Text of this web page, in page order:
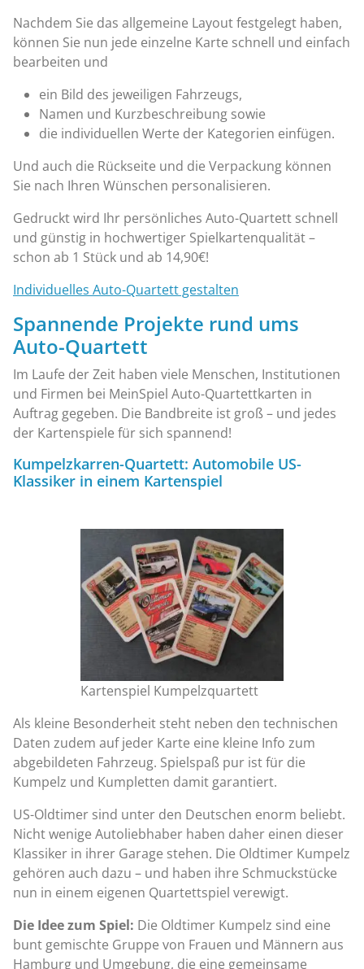
Nachdem Sie das allgemeine Layout festgelegt haben,
können Sie nun jede einzelne Karte schnell und einfach
bearbeiten und
ein Bild des jeweiligen Fahrzeugs,
Namen und Kurzbeschreibung sowie
die individuellen Werte der Kategorien einfügen.
Und auch die Rückseite und die Verpackung können
Sie nach Ihren Wünschen personalisieren.
Gedruckt wird Ihr persönliches Auto-Quartett schnell
und günstig in hochwertiger Spielkartenqualität –
schon ab 1 Stück und ab 14,90€!
Individuelles Auto-Quartett gestalten
Spannende Projekte rund ums
Auto-Quartett
Im Laufe der Zeit haben viele Menschen, Institutionen
und Firmen bei MeinSpiel Auto-Quartettkarten in
Auftrag gegeben. Die Bandbreite ist groß – und jedes
der Kartenspiele für sich spannend!
Kumpelzkarren-Quartett: Automobile US-
Klassiker in einem Kartenspiel
Kartenspiel Kumpelzquartett
Als kleine Besonderheit steht neben den technischen
Daten zudem auf jeder Karte eine kleine Info zum
abgebildeten Fahrzeug. Spielspaß pur ist für die
Kumpelz und Kumpletten damit garantiert.
US-Oldtimer sind unter den Deutschen enorm beliebt.
Nicht wenige Autoliebhaber haben daher einen dieser
Klassiker in ihrer Garage stehen. Die Oldtimer Kumpelz
gehören auch dazu – und haben ihre Schmuckstücke
nun in einem eigenen Quartettspiel verewigt.
Die Idee zum Spiel: Die Oldtimer Kumpelz sind eine
bunt gemischte Gruppe von Frauen und Männern aus
Hamburg und Umgebung, die eine gemeinsame